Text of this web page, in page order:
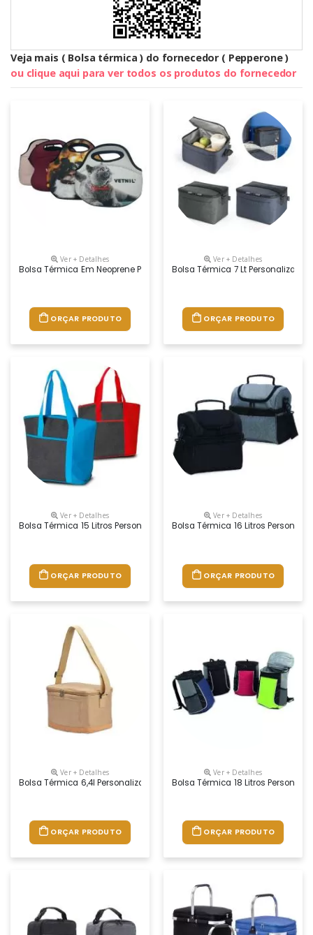
Veja mais ( Bolsa térmica ) do fornecedor ( Pepperone )
ou clique aqui para ver todos os produtos do fornecedor
Ver + Detalhes
Bolsa Térmica Em Neoprene Personalizada
ORÇAR PRODUTO
Ver + Detalhes
Bolsa Térmica 7 Lt Personalizada
ORÇAR PRODUTO
Ver + Detalhes
Bolsa Térmica 15 Litros Personalizada
ORÇAR PRODUTO
Ver + Detalhes
Bolsa Térmica 16 Litros
ORÇAR PRODUTO
Ver + Detalhes
Bolsa Térmica 6,4l Personalizada
ORÇAR PRODUTO
Ver + Detalhes
Bolsa Térmica 18 Litros
ORÇAR PRODUTO